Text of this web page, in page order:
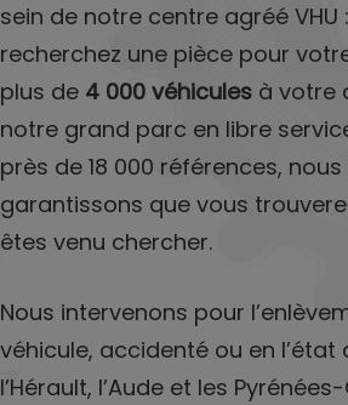
sein de notre centre agréé VHU
recherchez une pièce pour
plus de 4 000 véhicules à votre
notre grand parc en libre
près de 18 000 références,
garantissons que vous
êtes venu chercher.
Nous intervenons pour
véhicule, accidenté ou en l’état
l’Hérault, l’Aude et les